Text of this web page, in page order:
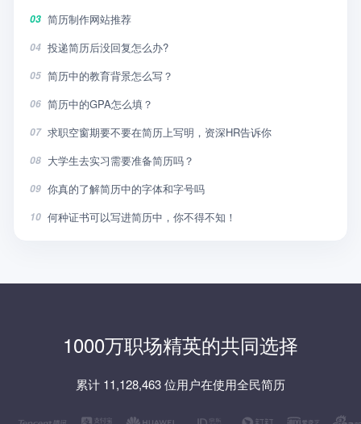
03 简历制作网站推荐
04 投递简历后没回复怎么办?
05 简历中的教育背景怎么写？
06 简历中的GPA怎么填？
07 求职空窗期要不要在简历上写明，资深HR告诉你
08 大学生去实习需要准备简历吗？
09 你真的了解简历中的字体和字号吗
10 何种证书可以写进简历中，你不得不知！
1000万职场精英的共同选择
累计 11,128,463 位用户在使用全民简历